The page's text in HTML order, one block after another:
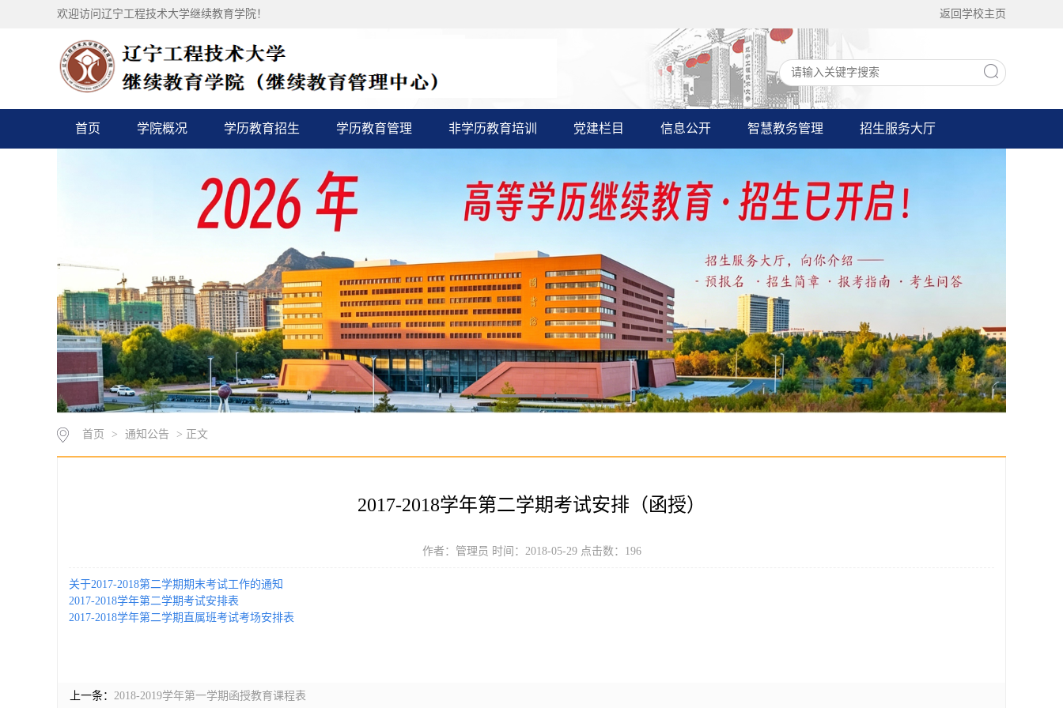
欢迎访问辽宁工程技术大学继续教育学院！ 返回学校主页
首页 学院概况 学历教育招生 学历教育管理 非学历教育培训 党建栏目 信息公开 智慧教务管理 招生服务大厅
首页 > 通知公告 > 正文
2017-2018学年第二学期考试安排（函授）
作者：管理员 时间：2018-05-29 点击数： 196
关于2017-2018第二学期期末考试工作的通知
2017-2018学年第二学期考试安排表
2017-2018学年第二学期直属班考试考场安排表
上一条： 2018-2019学年第一学期函授教育课程表